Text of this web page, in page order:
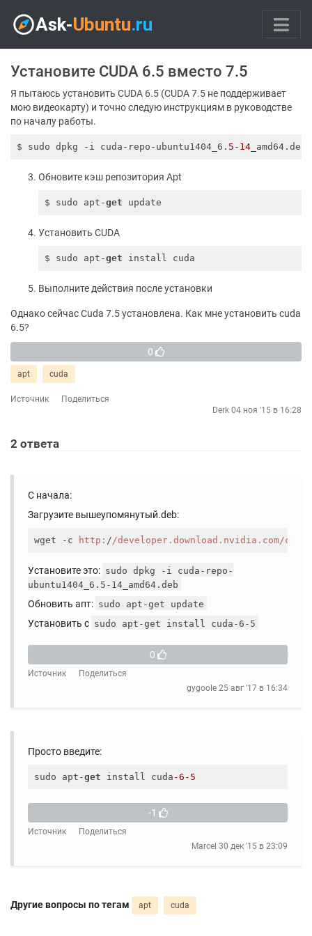
Установите CUDA 6.5 вместо 7.5
Я пытаюсь установить CUDA 6.5 (CUDA 7.5 не поддерживает
мою видеокарту) и точно следую инструкциям в руководстве
по началу работы.
$ sudo dpkg -i cuda-repo-ubuntu1404_6. 5 - 14_
Обновите кэш репозитория Apt
$ sudo apt-get
Установить CUDA
$ sudo apt-get
Выполните действия после установки
Однако сейчас Cuda 7.5 установлена. Как мне установить cuda
6.5?
0
apt cuda
Источник
Поделиться
Derk 04 ноя '15 в 16:28
2 ответа
С начала:
Загрузите вышеупомянутый.deb:
wget -c http: //developer.download.nvidia.com/
Установите это: sudo dpkg -i cuda-repo-
ubuntu1404_6.5-14_amd64.deb
Обновить апт: sudo apt-get update
Установить с sudo apt-get install cuda-6-5
0
Источник
Поделиться
gygoole 25 авг '17 в 16:34
Просто введите:
sudo apt-get install cuda -6 -5
-1
Источник
Поделиться
Marcel 30 дек '15 в 23:09
Другие вопросы по тегам apt cuda